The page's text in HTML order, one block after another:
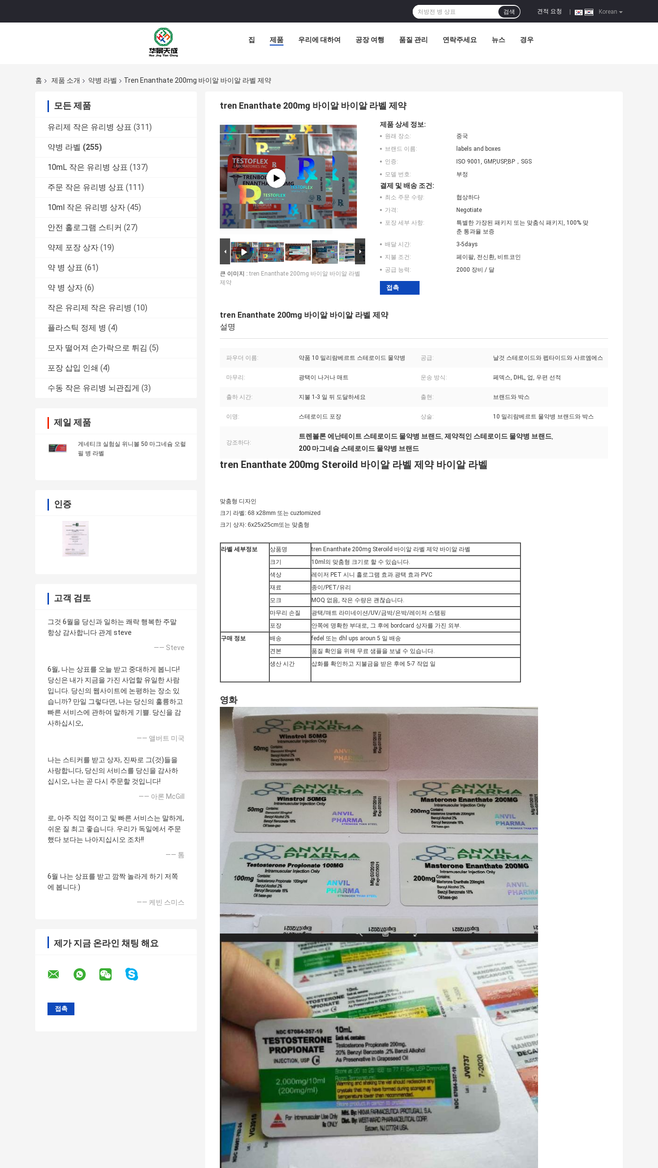
Korean
견적 요청
검색
집 제품 우리에 대하여 공장 여행 품질 관리 연락주세요 뉴스 경우
홈 제품 소개 약병 라벨 Tren Enanthate 200mg 바이알 바이알 라벨 제약
모든 제품
유리제 작은 유리병 상표 (311)
약병 라벨 (255)
10mL 작은 유리병 상표 (137)
주문 작은 유리병 상표 (111)
10ml 작은 유리병 상자 (45)
안전 홀로그램 스티커 (27)
약제 포장 상자 (19)
약 병 상표 (61)
약 병 상자 (6)
작은 유리제 작은 유리병 (10)
플라스틱 정제 병 (4)
모자 떨어져 손가락으로 튀김 (5)
포장 삽입 인쇄 (4)
수동 작은 유리병 뇌관집게 (3)
제일 제품
게네티크 실험실 위니볼 50 마그네슘 오럴
필 병 라벨
인증
고객 검토
그것 6월을 당신과 일하는 쾌락 행복한 주말
항상 감사합니다 관계 steve
—— Steve
6월, 나는 상표를 오늘 받고 중대하게 봅니다!
당신은 내가 지금을 가진 사업할 유일한 사람
입니다. 당신의 웹사이트에 논평하는 장소 있
습니까? 만일 그렇다면, 나는 당신의 훌륭하고
빠른 서비스에 관하여 말하게 기쁠. 당신을 감
사하십시오,
—— 앨버트 미국
나는 스티커를 받고 상자, 진짜로 그(것)들을
사랑합니다, 당신의 서비스를 당신을 감사하
십시오, 나는 곧 다시 주문할 것입니다!
—— 아론 McGill
로, 아주 직업 적이고 및 빠른 서비스는 말하게,
쉬운 질 최고 좋습니다. 우리가 독일에서 주문
했다 보다는 나아지십시오 조차!!
—— 톰
6월 나는 상표를 받고 깜짝 놀라게 하기 저쪽
에 봅니다:)
—— 케빈 스미스
제가 지금 온라인 채팅 해요
tren Enanthate 200mg 바이알 바이알 라벨 제약
큰 이미지 :tren Enanthate 200mg 바이알 바이알 라벨
제약
제품 상세 정보:
원래 장소:
중국
브랜드 이름:
labels and boxes
인증:
ISO 9001, GMP,USP,BP，SGS
모델 번호:
부정
결제 및 배송 조건:
최소 주문 수량:
협상하다
가격:
Negotiate
포장 세부 사항:
특별한 가장된 패키지 또는 맞춤식 패키지, 100% 맞
춘 통과율 보증
배달 시간:
3-5days
지불 조건:
페이팔, 전신환, 비트코인
공급 능력:
2000 장비 / 달
접촉
tren Enanthate 200mg 바이알 바이알 라벨 제약
설명
파우더 이름: 약품 10 밀리람베르트 스테로이드 물약병 공급: 날것 스테로이드와 펩타이드와 사르엠에스
마무리: 광택이 나거나 매트 운송 방식: 페덱스, DHL, 업, 우편 선적
출하 시간: 지불 1-3 일 뒤 도달하세요 출현: 브랜드와 박스
이명: 스테로이드 포장 상술: 10 밀리람베르트 물약병 브랜드와 박스
강조하다:
트렌볼론 에난테이트 스테로이드 물약병 브랜드, 제약적인 스테로이드 물약병 브랜드,
200 마그네슘 스테로이드 물약병 브랜드
tren Enanthate 200mg Steroild 바이알 라벨 제약 바이알 라벨
맞춤형 디자인
크기 라벨: 68 x28mm 또는 cuztomized
크기 상자: 6x25x25cm또는 맞춤형
라벨 세부정보 상품명
tren Enanthate 200mg Steroild 바이알 라벨 제약 바이알 라벨
크기
10ml의 맞춤형 크기로 할 수 있습니다.
색상
레이저 PET 시니 홀로그램 효과.광택 효과 PVC
재료
종이/PET/유리
모크
MOQ 없음, 작은 수량은 괜찮습니다.
마무리 손질
광택/매트 라미네이션/UV/금박/은박/레이저 스탬핑
포장
안쪽에 명확한 부대로, 그 후에 bordcard 상자를 가진 외부.
구매 정보
배송
fedel 또는 dhl ups aroun 5 일 배송
견본
품질 확인을 위해 무료 샘플을 보낼 수 있습니다.
생산 시간
삽화를 확인하고 지불금을 받은 후에 5-7 작업 일
영화